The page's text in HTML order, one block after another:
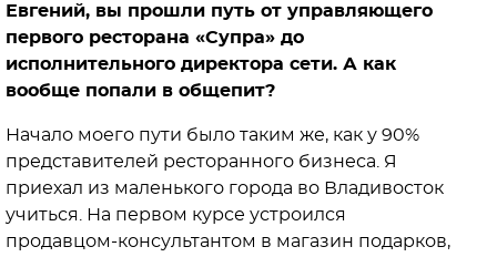
Евгений, вы прошли путь от управляющего
первого ресторана «Супра» до
исполнительного директора сети. А как
вообще попали в общепит?
Начало моего пути было таким же, как у 90%
представителей ресторанного бизнеса. Я
приехал из маленького города во Владивосток
учиться. На первом курсе устроился
продавцом-консультантом в магазин подарков,